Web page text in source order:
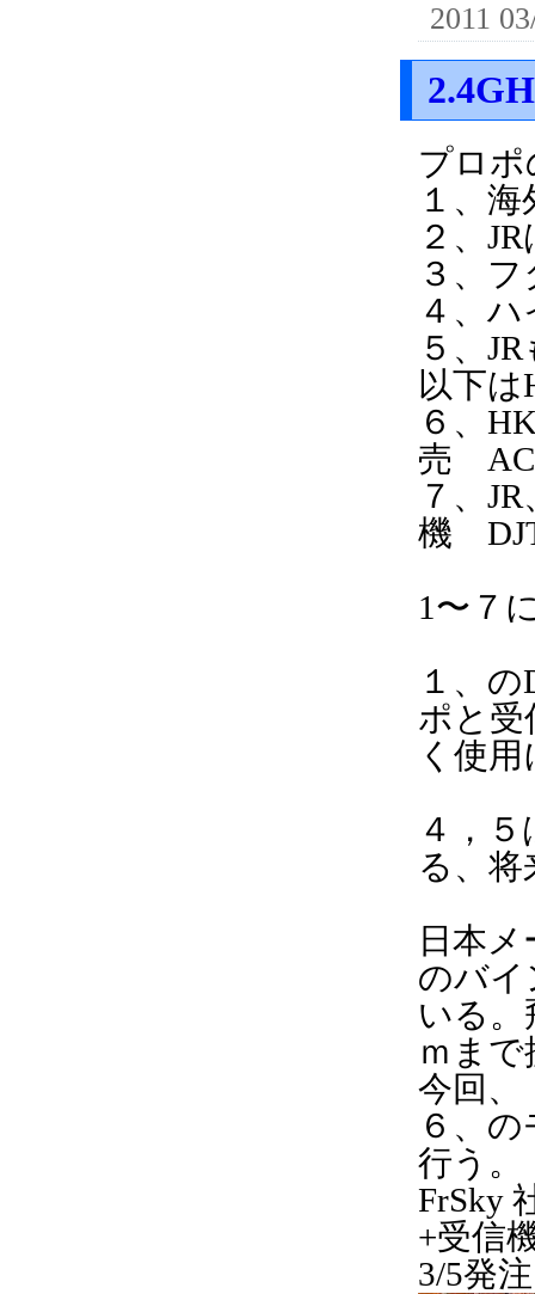
2011
プロポ
１、
２、
３、
４、
５、
以下は
６、
売
７、
機
1〜７
１、
ポと受
く使
４，
る、
日本
のバイ
いる。
ｍま
今回、
６、
行う。
FrSky
+受信
3/5発注